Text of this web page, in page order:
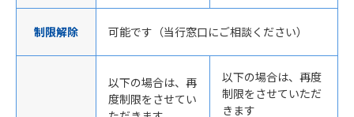
制限解除 可能です（当行窓口にご相談ください）
以下の場合は、再
度制限をさせてい
以下の場合は、再度
制限をさせていただ
きます